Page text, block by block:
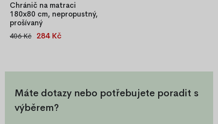
Chránič na matraci
180x80 cm, nepropustný,
prošívaný
Prošívaný chránič matrace
upevnění.
406 Kč 284 Kč
Máte dotazy nebo potřebujete poradit s
výběrem?